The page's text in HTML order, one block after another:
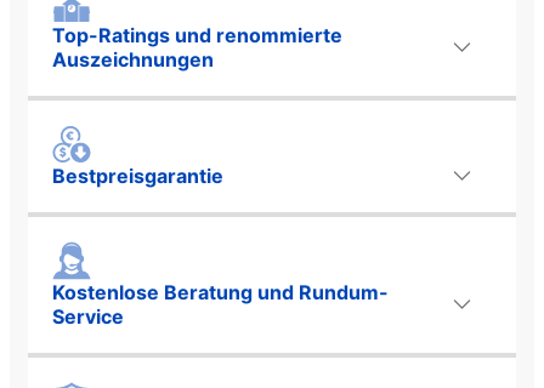
Top-Ratings und renommierte
Auszeichnungen
Bestpreisgarantie
Kostenlose Beratung und Rundum-
Service